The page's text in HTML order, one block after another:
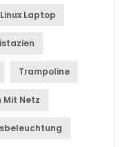
Linux Laptop
Trampoline
Mit Netz